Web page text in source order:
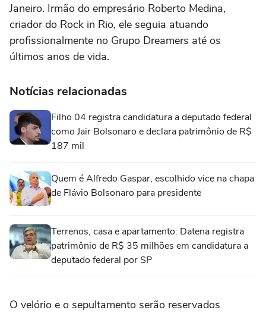
Janeiro. Irmão do empresário Roberto Medina,
criador do Rock in Rio, ele seguia atuando
profissionalmente no Grupo Dreamers até os
últimos anos de vida.
Notícias relacionadas
Filho 04 registra candidatura a deputado federal
como Jair Bolsonaro e declara patrimônio de R$
187 mil
Quem é Alfredo Gaspar, escolhido vice na chapa
de Flávio Bolsonaro para presidente
Terrenos, casa e apartamento: Datena registra
patrimônio de R$ 35 milhões em candidatura a
deputado federal por SP
O velório e o sepultamento serão reservados